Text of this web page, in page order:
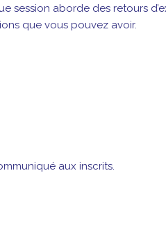
session aborde des retours
que vous pouvez avoir.
aux inscrits.